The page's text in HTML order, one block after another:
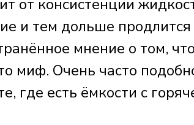
от консистенции
и тем дольше продлится
мнение о том, что
миф. Очень часто
где есть ёмкости с